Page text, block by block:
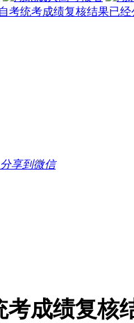
考统考成绩复核结果已经
分享到微信
成绩复核